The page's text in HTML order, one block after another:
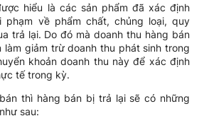
hiểu là các sản phẩm đã xác định
về phẩm chất, chủng loại, quy
trả lại. Do đó mà doanh thu hàng bán
làm giảm trừ doanh thu phát sinh trong
khoản doanh thu này để xác định
tế trong kỳ.
thì hàng bán bị trả lại sẽ có những
sau: